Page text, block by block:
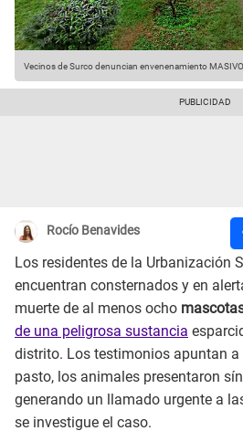
Vecinos de Surco denuncian envenenamiento
Rocío Benavides
Los residentes de la Urbanización
encuentran consternados y en
muerte de al menos ocho
de una peligrosa sustancia
distrito. Los testimonios apuntan a
pasto, los animales presentaron
generando un llamado urgente a
se investigue el caso.